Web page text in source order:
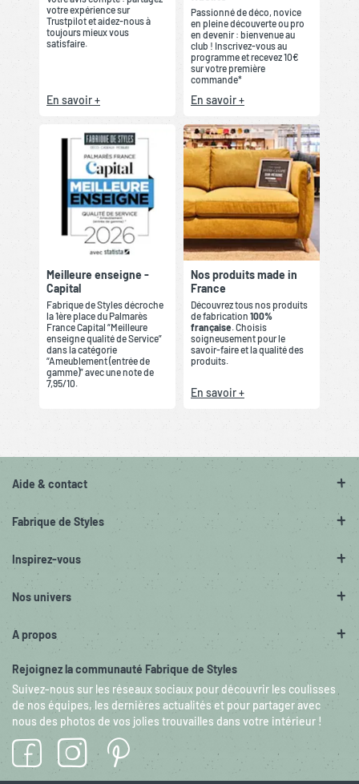
votre expérience sur
Trustpilot et aidez-nous à
toujours mieux vous
satisfaire.
En savoir +
Passionné de déco, novice
en pleine découverte ou pro
en devenir : bienvenue au
club ! Inscrivez-vous au
programme et recevez 10€
sur votre première
commande*
En savoir +
Meilleure enseigne -
Capital
Fabrique de Styles décroche
la 1ère place du Palmarès
France Capital “Meilleure
enseigne qualité de Service”
dans la catégorie
“Ameublement (entrée de
gamme)” avec une note de
7,95/10.
Nos produits made in
France
Découvrez tous nos produits
de fabrication 100%
française . Choisis
soigneusement pour le
savoir-faire et la qualité des
produits.
En savoir +
Aide & contact
Fabrique de Styles
Inspirez-vous
Nos univers
A propos
Rejoignez la communauté Fabrique de Styles
Suivez-nous sur les réseaux sociaux pour découvrir les coulisses
de nos équipes, les dernières actualités et pour partager avec
nous des photos de vos jolies trouvailles dans votre intérieur !